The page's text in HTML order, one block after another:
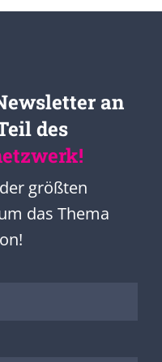
an
des
größten
das Thema